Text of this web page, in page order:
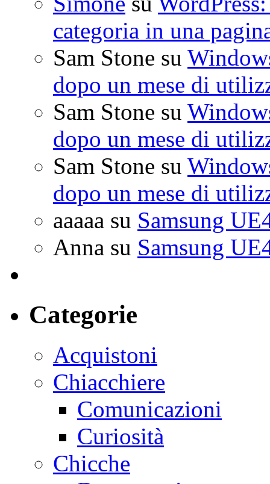
categoria in una
Sam Stone su
dopo un mese di
Sam Stone su
dopo un mese di
Sam Stone su
dopo un mese di
aaaaa su Samsung
Anna su Samsung
Categorie
Acquistoni
Chiacchiere
Comunicazioni
Curiosità
Chicche